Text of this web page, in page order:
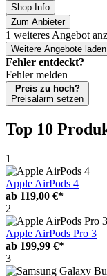
Shop-Info
Zum Anbieter
1 weiteres Angebot
Weitere Angebote laden
Fehler entdeckt?
Fehler melden
Preis zu hoch?
Preisalarm setzen
Top 10
1
Apple AirPods 4
ab 119,00 €*
2
Apple AirPods Pro 3
ab 199,99 €*
3